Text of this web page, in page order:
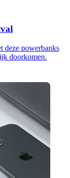
deze powerbanks
doorkomen.